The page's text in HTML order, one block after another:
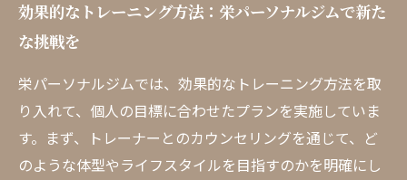
効果的なトレーニング方法：栄パーソナルジムで新た
な挑戦を
栄パーソナルジムでは、効果的なトレーニング方法を取
り入れて、個人の目標に合わせたプランを実施していま
す。まず、トレーナーとのカウンセリングを通じて、ど
のような体型やライフスタイルを目指すのかを明確にし